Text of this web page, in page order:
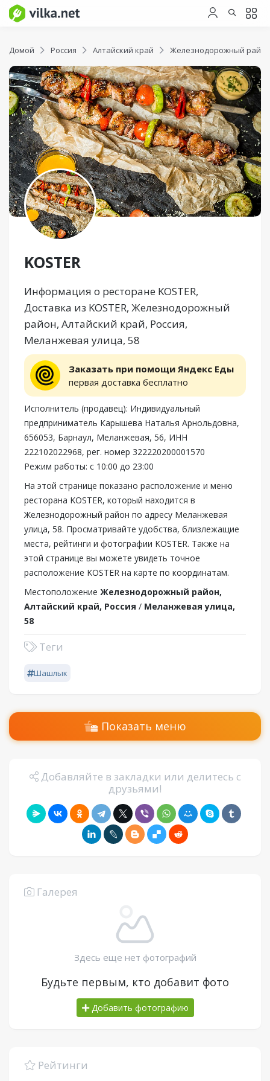
Домой Россия Алтайский край Железнодорожный район
KOSTER
Информация о ресторане KOSTER,
Доставка из KOSTER, Железнодорожный
район, Алтайский край, Россия,
Меланжевая улица, 58
Заказать при помощи Яндекс Еды
первая доставка бесплатно
Исполнитель (продавец): Индивидуальный
предприниматель Карышева Наталья Арнольдовна,
656053, Барнаул, Меланжевая, 56, ИНН
222102022968, рег. номер 322220200001570
Режим работы: с 10:00 до 23:00
На этой странице показано расположение и меню
ресторана KOSTER, который находится в
Железнодорожный район по адресу Меланжевая
улица, 58. Просматривайте удобства, близлежащие
места, рейтинги и фотографии KOSTER. Также на
этой странице вы можете увидеть точное
расположение KOSTER на карте по координатам.
Местоположение Железнодорожный район,
Алтайский край, Россия / Меланжевая улица,
58
Теги
Шашлык
Показать меню
Добавляйте в закладки или делитесь с
друзьями!
Галерея
Здесь еще нет фотографий
Будьте первым, кто добавит фото
Добавить фотографию
Рейтинги